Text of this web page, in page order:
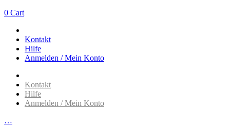
0 Cart
Kontakt
Hilfe
Anmelden / Mein Konto
Kontakt
Hilfe
Anmelden / Mein Konto
…